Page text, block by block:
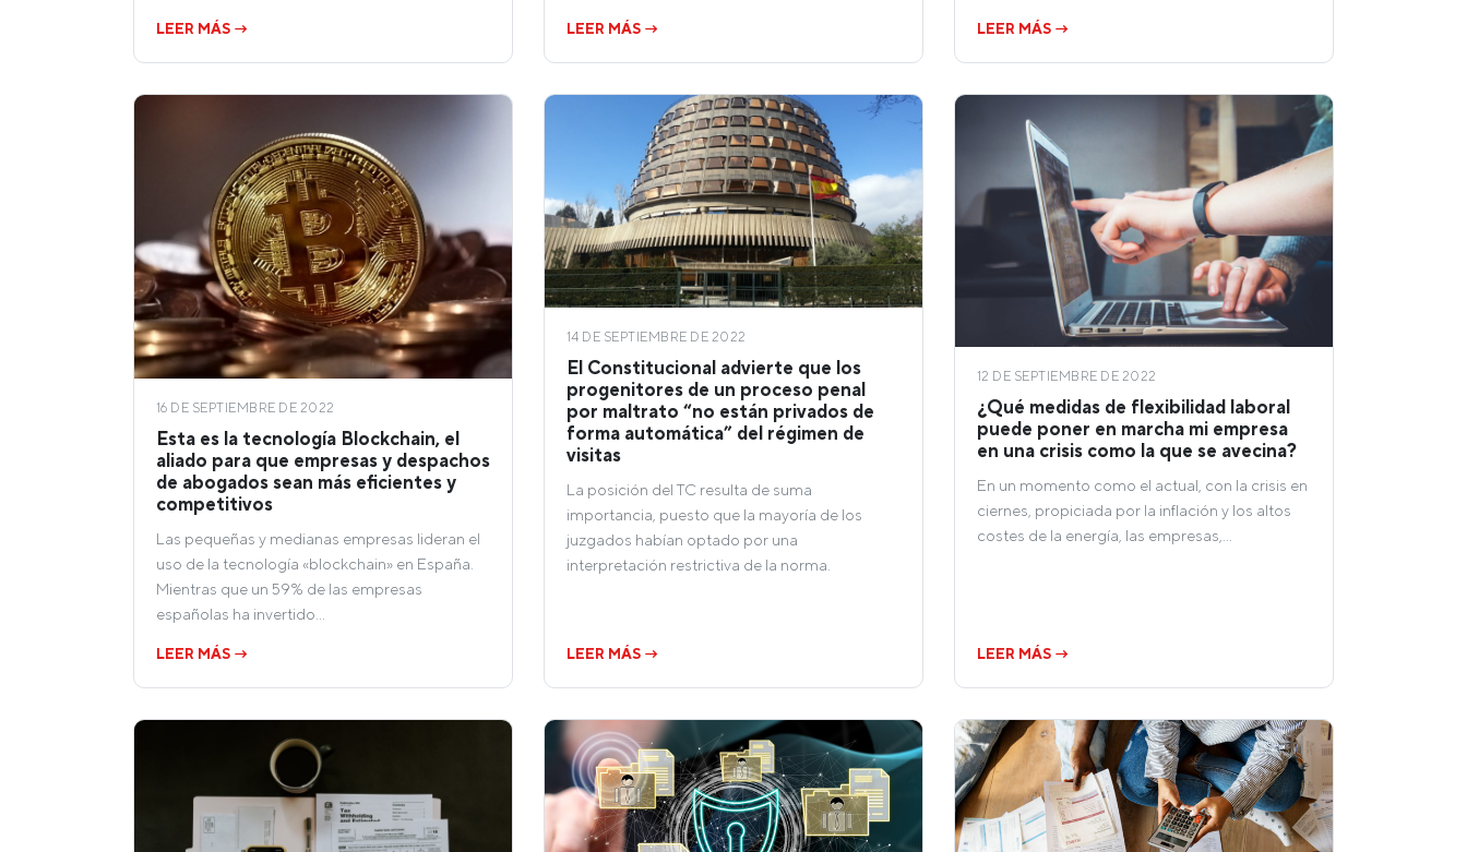
LEER MÁS → LEER MÁS → LEER MÁS →
16 DE SEPTIEMBRE DE 2022
Esta es la tecnología Blockchain, el
aliado para que empresas y despachos
de abogados sean más eficientes y
competitivos
Las pequeñas y medianas empresas lideran el
uso de la tecnología «blockchain» en España.
Mientras que un 59% de las empresas
españolas ha invertido…
LEER MÁS →
14 DE SEPTIEMBRE DE 2022
El Constitucional advierte que los
progenitores de un proceso penal
por maltrato “no están privados de
forma automática” del régimen de
visitas
La posición del TC resulta de suma
importancia, puesto que la mayoría de los
juzgados habían optado por una
interpretación restrictiva de la norma.
LEER MÁS →
12 DE SEPTIEMBRE DE 2022
¿Qué medidas de flexibilidad laboral
puede poner en marcha mi empresa
en una crisis como la que se avecina?
En un momento como el actual, con la crisis en
ciernes, propiciada por la inflación y los altos
costes de la energía, las empresas,…
LEER MÁS →